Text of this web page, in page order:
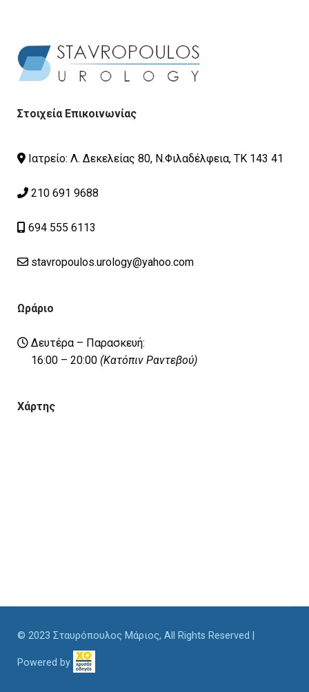
Στοιχεία Επικοινωνίας
Ιατρείο: Λ. Δεκελείας 80, Ν.Φιλαδέλφεια, ΤΚ 143 41
210 691 9688
694 555 6113
stavropoulos.urology@yahoo.com
Ωράριο
Δευτέρα – Παρασκευή:
16:00 – 20:00 (Κατόπιν Ραντεβού)
Χάρτης
© 2023 Σταυρόπουλος Μάριος, All Rights Reserved |
Powered by